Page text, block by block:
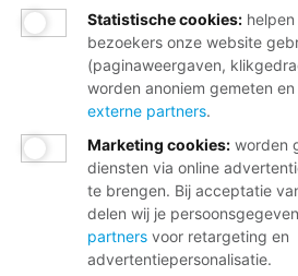
Statistische cookies:
bezoekers onze website
(paginaweergaven,
worden anoniem gemeten
externe partners.
Marketing cookies: worden
diensten via online
te brengen. Bij acceptatie
delen wij je
partners voor retargeting en
advertentiepersonalisatie.